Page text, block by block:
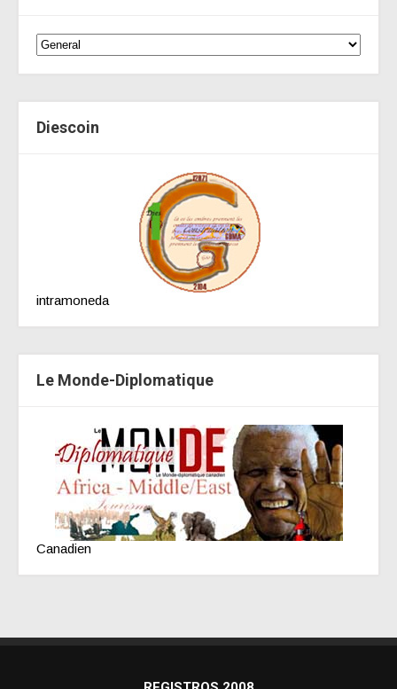
Diescoin
intramoneda
Le Monde-Diplomatique
Canadien